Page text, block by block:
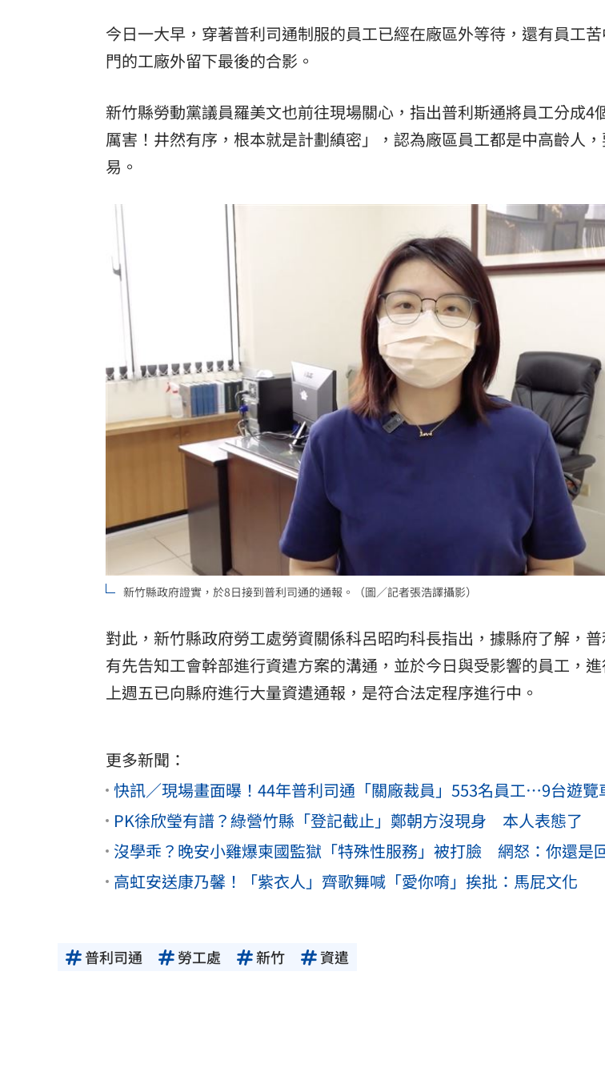
今日一大早，穿著普利司通制服的員工已經在廠區外等待，還有員工
門的工廠外留下最後的合影。
新竹縣勞動黨議員羅美文也前往現場關心，指出普利斯通將員工分成4
厲害！井然有序，根本就是計劃縝密」，認為廠區員工都是中高齡人
易。
新竹縣政府證實，於8日接到普利司通的通報。（圖／記者張浩譯攝影）
對此，新竹縣政府勞工處勞資關係科呂昭昀科長指出，據縣府了解，普
有先告知工會幹部進行資遣方案的溝通，並於今日與受影響的員工，
上週五已向縣府進行大量資遣通報，是符合法定程序進行中。
更多新聞：
快訊／現場畫面曝！44年普利司通「關廠裁員」553名員工…9台遊覽
PK徐欣瑩有譜？綠營竹縣「登記截止」鄭朝方沒現身 本人表態了
沒學乖？晚安小雞爆柬國監獄「特殊性服務」被打臉 網怒：你還是
高虹安送康乃馨！「紫衣人」齊歌舞喊「愛你唷」挨批：馬屁文化
普利司通 勞工處 新竹 資遣